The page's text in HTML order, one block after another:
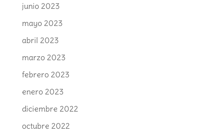
junio 2023
mayo 2023
abril 2023
marzo 2023
febrero 2023
enero 2023
diciembre 2022
octubre 2022